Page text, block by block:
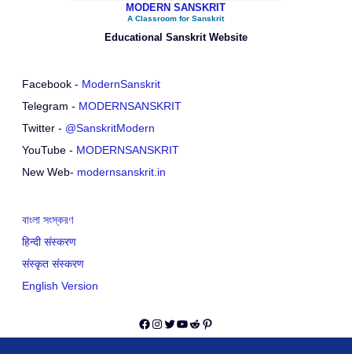
MODERN SANSKRIT
A Classroom for Sanskrit
Educational Sanskrit Website
Facebook - ModernSanskrit
Telegram - MODERNSANSKRIT
Twitter - @SanskritModern
YouTube - MODERNSANSKRIT
New Web- modernsanskrit.in
বাংলা সংস্করণ
हिन्दी संस्करण
संस्कृत संस्करण
English Version
Facebook
Instagram
Twitter
YouTube
Reddit
Pinterest